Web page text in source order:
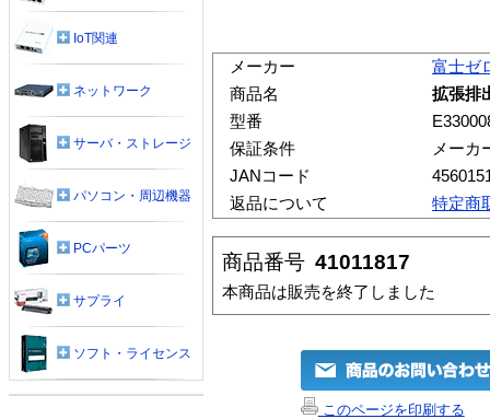
メーカー
富士ゼ
商品名
拡張排
型番
保証条件
メーカ
JANコード
返品について
特定商
商品番号 41011817
本商品は販売を終了しました
このページを印刷する
IoT関連
ネットワーク
サーバ・ストレージ
パソコン・周辺機器
PCパーツ
サプライ
ソフト・ライセンス